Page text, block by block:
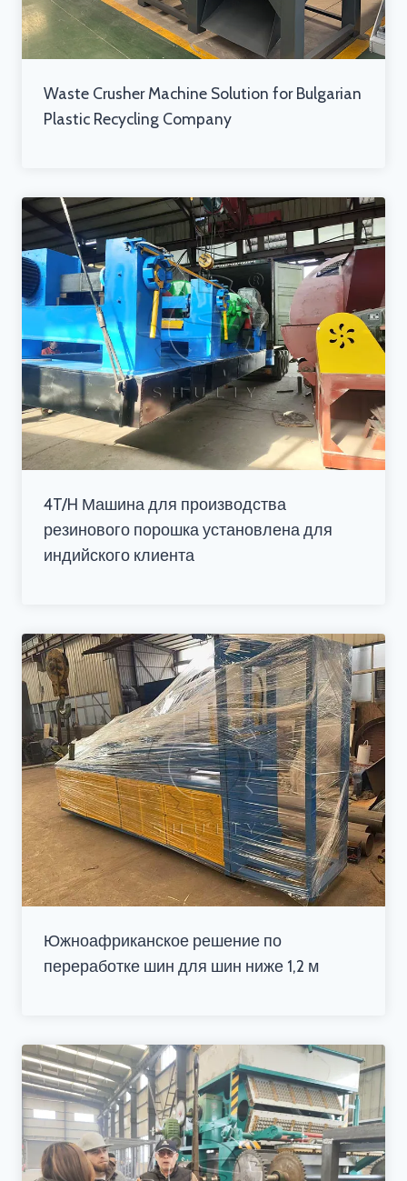
Waste Crusher Machine Solution for Bulgarian
Plastic Recycling Company
4T/H Машина для производства
резинового порошка установлена для
индийского клиента
Южноафриканское решение по
переработке шин для шин ниже 1,2 м